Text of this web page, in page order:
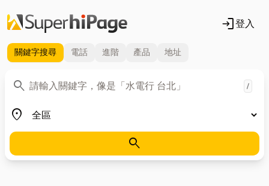
login登入
關鍵字搜尋 電話 進階 產品 地址
search
關鍵字 /
place
地區
search